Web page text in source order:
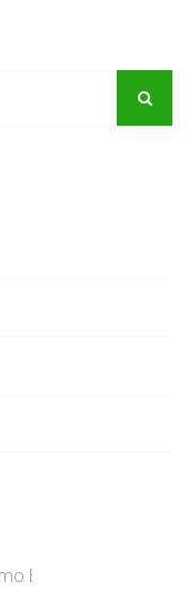
Exagerado e Meio